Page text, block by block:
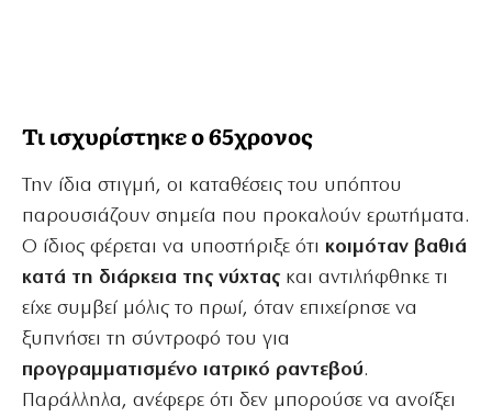
Τι ισχυρίστηκε ο 65χρονος
Την ίδια στιγμή, οι καταθέσεις του υπόπτου
παρουσιάζουν σημεία που προκαλούν ερωτήματα.
Ο ίδιος φέρεται να υποστήριξε ότι κοιμόταν βαθιά
κατά τη διάρκεια της νύχτας και αντιλήφθηκε τι
είχε συμβεί μόλις το πρωί, όταν επιχείρησε να
ξυπνήσει τη σύντροφό του για
προγραμματισμένο ιατρικό ραντεβού.
Παράλληλα, ανέφερε ότι δεν μπορούσε να ανοίξει